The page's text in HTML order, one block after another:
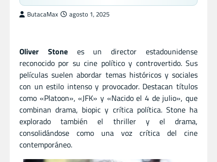
ButacaMax agosto 1, 2025
Oliver Stonees un director estadounidense
reconocido por su cine político y controvertido. Sus
películas suelen abordar temas históricos y sociales
con un estilo intenso y provocador. Destacan títulos
como «Platoon», «JFK» y «Nacido el 4 de julio», que
combinan drama, biopic y crítica política. Stone ha
explorado también el thriller y el drama,
consolidándose como una voz crítica del cine
contemporáneo.